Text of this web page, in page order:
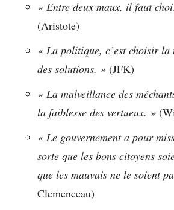
« Entre deux maux, il faut
(Aristote)
« La politique, c’est choisir la
des solutions. » (JFK)
« La malveillance des
la faiblesse des vertueux. »
« Le gouvernement a pour
sorte que les bons citoyens
que les mauvais ne le soient
Clemenceau)